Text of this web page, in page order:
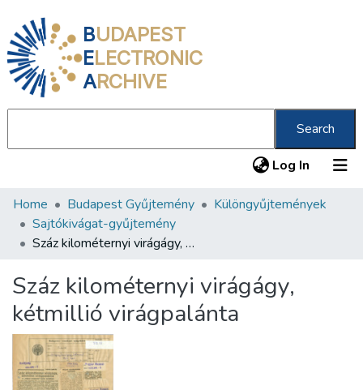
BUDAPEST
ELECTRONIC
ARCHIVE
Search
Log In (current)
Communities & Collections
All of DSpace
About us
Home Budapest Gyűjtemény
Különgyűjtemények
Sajtókivágat-gyűjtemény
Száz kilométernyi virágágy, kétmillió virágpalánta
Száz kilométernyi virágágy,
kétmillió virágpalánta